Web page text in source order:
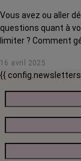
Vous avez ou aller
questions quant à
limiter ? Comment
partagera ses
16 avril 2025
{{